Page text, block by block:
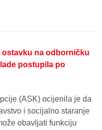
na odborničku
postupila po
(ASK) ocijenila je da
i socijalno staranje
obavljati funkciju